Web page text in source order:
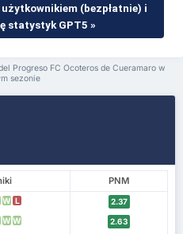
(bezpłatnie) i
statystyk GPT5 »
Progreso FC Ocoteros de Cueramaro w
sezonie
PNM
W L 2.37
W W 2.63